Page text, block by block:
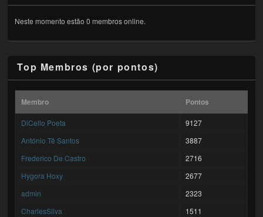
Neste momento estão 0 membros online.
Top Membros (por pontos)
Membro Pontos
DiCello Poeta
9127
António Tê Santos
3887
Frederico De Castro
2716
Hygora Hoxy
2677
admin
2323
CharlesSilva
1511